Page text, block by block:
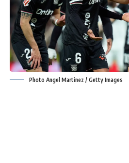
Photo Angel Martinez / Getty Images